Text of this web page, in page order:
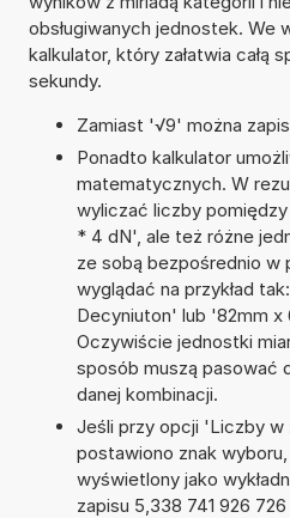
obsługiwanych jednostek. We
kalkulator, który załatwia całą
sekundy.
Zamiast '√9' można
Ponadto kalkulator
matematycznych. W
wyliczać liczby pomiędzy
* 4 dN', ale też różne
ze sobą bezpośrednio w
wyglądać na przykład
Decyniuton' lub '82mm
Oczywiście jednostki
sposób muszą pasować
danej kombinacji.
Jeśli przy opcji 'Liczby w
postawiono znak
wyświetlony jako
zapisu 5,338 741 926 726